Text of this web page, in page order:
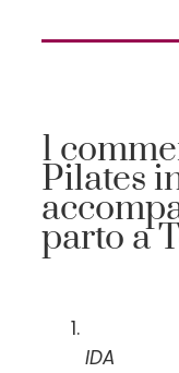
1
Pilates
parto a
IDA